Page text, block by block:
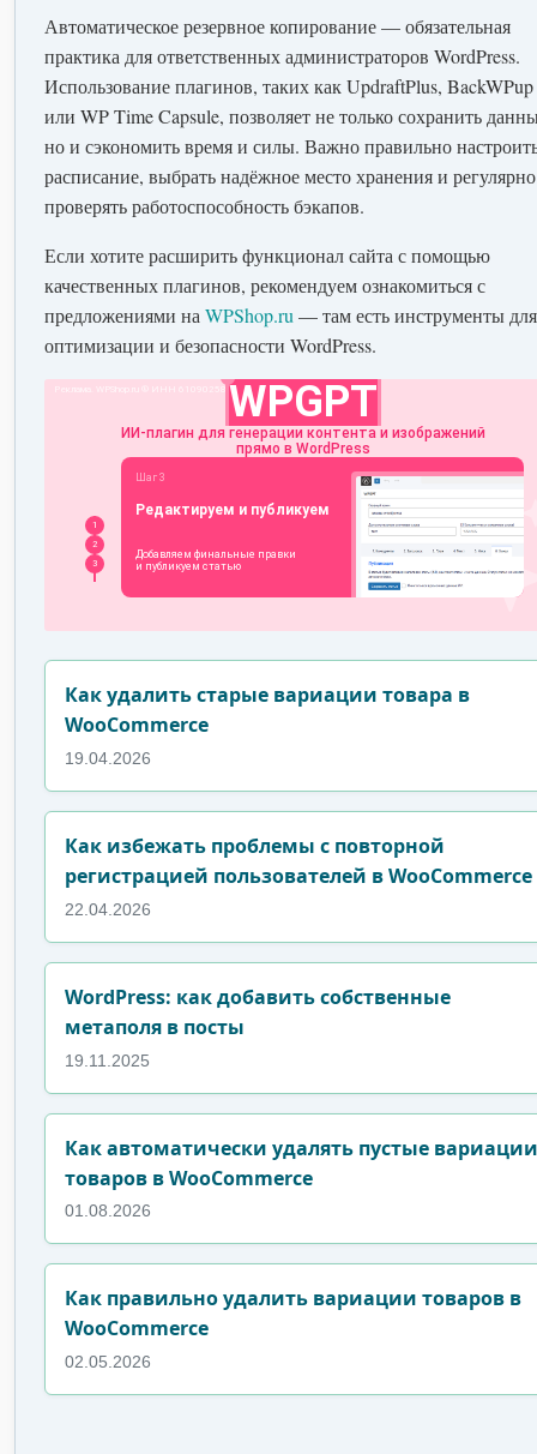
Автоматическое резервное копирование — обязательная
практика для ответственных администраторов WordPress.
Использование плагинов, таких как UpdraftPlus, BackWPup
или WP Time Capsule, позволяет не только сохранить
но и сэкономить время и силы. Важно правильно
расписание, выбрать надёжное место хранения и регулярно
проверять работоспособность бэкапов.
Если хотите расширить функционал сайта с помощью
качественных плагинов, рекомендуем ознакомиться с
предложениями на WPShop.ru — там есть инструменты для
оптимизации и безопасности WordPress.
Как удалить старые вариации товара в
WooCommerce
19.04.2026
Как избежать проблемы с повторной
регистрацией пользователей в WooCommerce
22.04.2026
WordPress: как добавить собственные
метаполя в посты
19.11.2025
Как автоматически удалять пустые вариации
товаров в WooCommerce
01.08.2026
Как правильно удалить вариации товаров в
WooCommerce
02.05.2026